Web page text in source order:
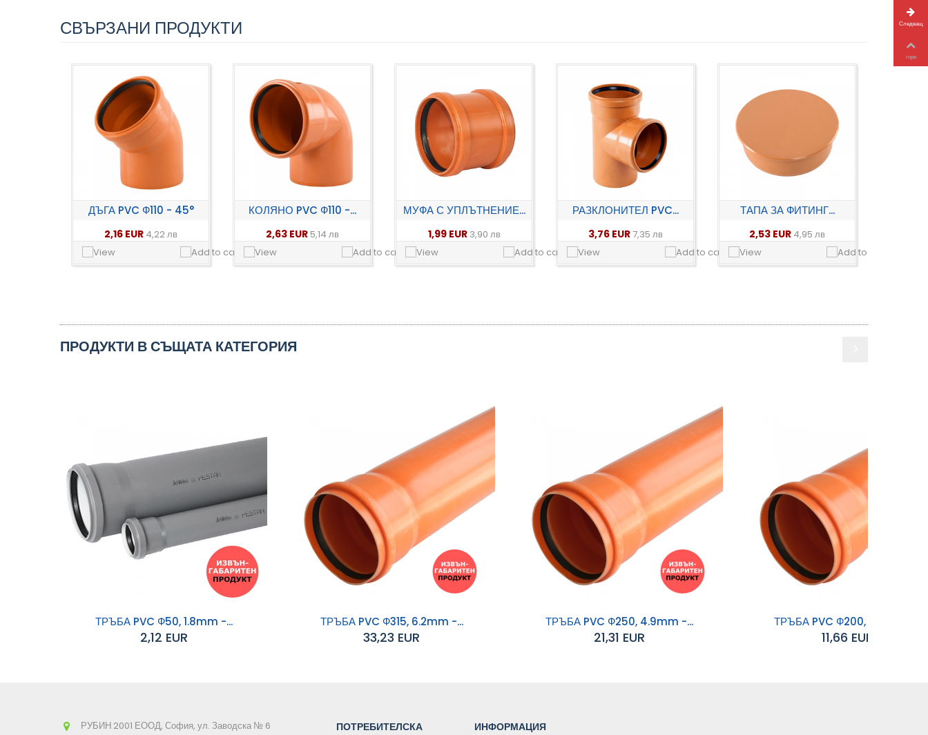
СВЪРЗАНИ ПРОДУКТИ
ДЪГА PVC Ф110 - 45°
2,16 EUR 4,22 лв
КОЛЯНО PVC Ф110 -...
2,63 EUR 5,14 лв
МУФА С УПЛЪТНЕНИЕ...
1,99 EUR 3,90 лв
РАЗКЛОНИТЕЛ PVC...
3,76 EUR 7,35 лв
ТАПА ЗА ФИТИНГ...
2,53 EUR 4,95 лв
ПРОДУКТИ В СЪЩАТА КАТЕГОРИЯ
ТРЪБА PVC Ф50, 1.8mm -...
2,12 EUR
ТРЪБА PVC Ф315, 6.2mm -...
33,23 EUR
ТРЪБА PVC Ф250, 4.9mm -...
21,31 EUR
ТРЪБА PVC Ф200, 3.9mm -...
11,66 EUR
РУБИН 2001 ЕООД, София, ул. Заводска № 6
ПОТРЕБИТЕЛСКА
ИНФОРМАЦИЯ
Следващ
горе